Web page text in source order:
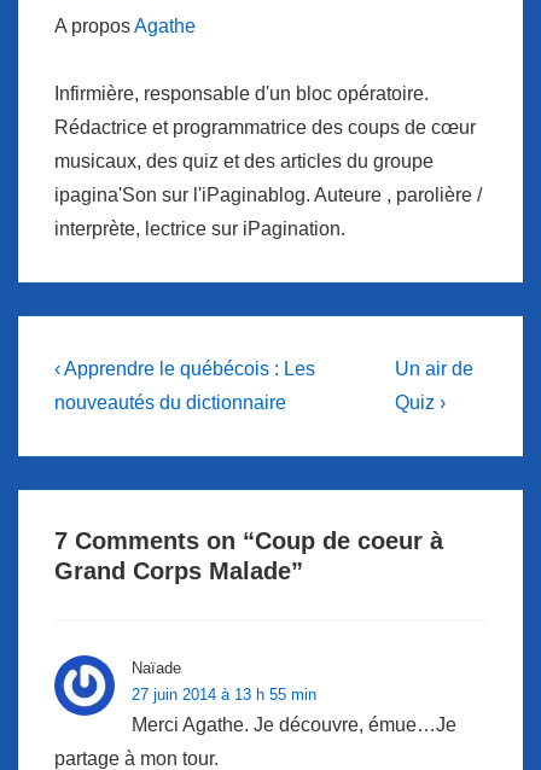
A proposAgathe
Infirmière, responsable d'un bloc opératoire.
Rédactrice et programmatrice des coups de cœur
musicaux, des quiz et des articles du groupe
ipagina'Son sur l'iPaginablog. Auteure , parolière /
interprète, lectrice sur iPagination.
Navigation
de
l’article
Previous
Post
‹ Apprendre le québécois : Les
nouveautés du dictionnaire
Next
Post
Un air de
Quiz ›
7 Comments on “Coup de coeur à
Grand Corps Malade”
Naïade
27 juin 2014 à 13 h 55 min
Merci Agathe. Je découvre, émue…Je
partage à mon tour.